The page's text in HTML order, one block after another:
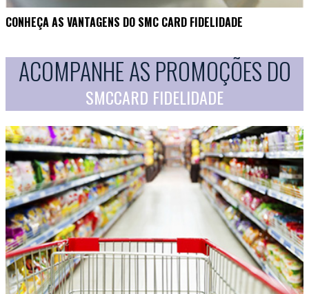
CONHEÇA AS VANTAGENS DO SMC CARD FIDELIDADE
ACOMPANHE AS PROMOÇÕES DO
SMCCARD FIDELIDADE